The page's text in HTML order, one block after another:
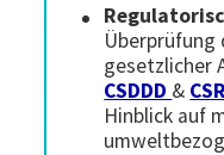
Überprüfung
gesetzlicher
CSDDD &
Hinblick auf